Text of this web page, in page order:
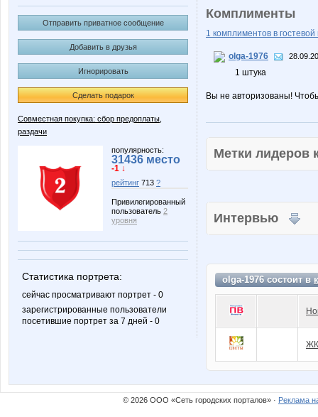
Отправить приватное сообщение
Добавить в друзья
Игнорировать
Сделать подарок
Совместная покупка: сбор предоплаты,
раздачи
популярность:
31436 место
-1 ↓
рейтинг 713 ?
Привилегированный
пользователь 2
уровня
Статистика портрета:
сейчас просматривают портрет - 0
зарегистрированные пользователи
посетившие портрет за 7 дней - 0
Комплименты
1 комплиментов в гостевой
olga-1976
1 штука
Вы не авторизованы!
Метки
Интервью
olga-1976 состоит в
© 2026 ООО «Сеть городских порталов» · Реклама